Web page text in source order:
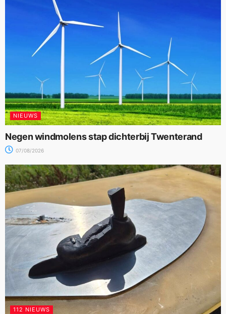
NIEUWS
Negen windmolens stap dichterbij Twenterand
07/08/2026
112 NIEUWS